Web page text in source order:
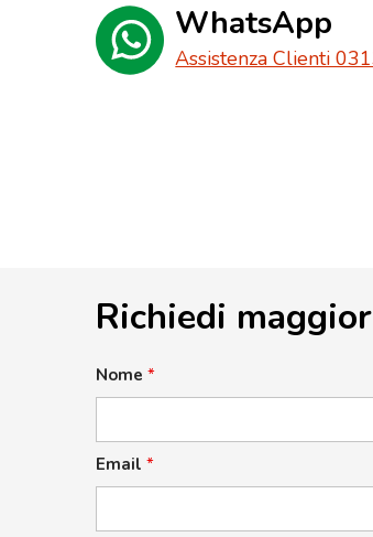
WhatsApp
Assistenza Clienti
Richiedi
Nome *
Email *